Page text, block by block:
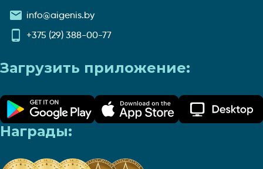
info@aigenis.by
+375 (29) 388-00-77
Загрузить приложение:
Награды: